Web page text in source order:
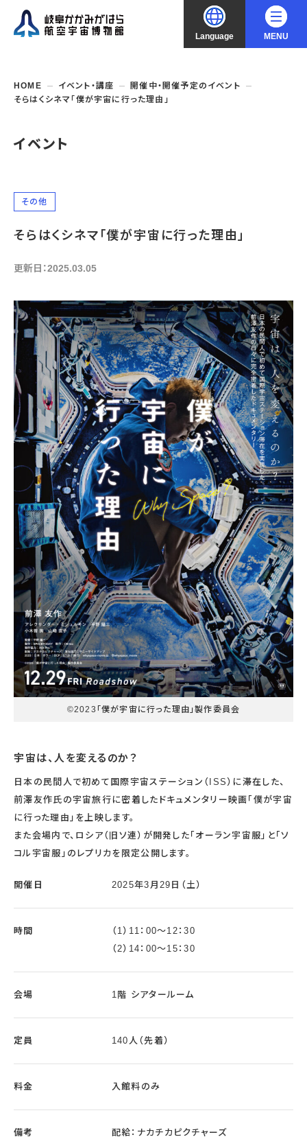
Language
中文（简化字）
中文（繁體字）
한국어
MENU
年間パスポート
フロアガイド
よくあるご質問
企画展
開催中・開催予定の企画展
常設展示
宇宙エリア
屋外展示
その他の展示
シアタールーム上映
操縦シミュレーション体験
おすすめコース
イベント・講座
開催中・開催予定のイベント
教室・講座・講演
ガイドツアー
イベントカレンダー
予約申し込み
これまでのイベント
博物館としての取組み
収蔵品検索
資料の貸出
地域との連携
レンタルそらはく
空宙博ボランティア
博物館実習
一般団体
福祉団体
子ども会・スポーツ少年団等
学校団体
学校・教育関係
学校・教育関係の方へ
遠足・社会見学
教育プログラム
オンライン学習
アウトリーチ
展示・イベントカレンダー
イベント予約申し込み
チャレンジそらはく
スタッフコラム お知らせ
お問い合わせ
HOME イベント・講座
開催中・開催予定のイベント
そらはくシネマ「僕が宇宙に行った理由」
イベント
その他
そらはくシネマ「僕が宇宙に行った理由」
更新日：2025.03.05
©2023「僕が宇宙に行った理由」製作委員会
宇宙は、人を変えるのか？
日本の民間人で初めて国際宇宙ステーション（ISS）に滞在した、
前澤友作氏の宇宙旅行に密着したドキュメンタリー映画「僕が宇宙
に行った理由」を上映します。
また会場内で、ロシア（旧ソ連）が開発した「オーラン宇宙服」と「ソ
コル宇宙服」のレプリカを限定公開します。
開催日 2025年3月29日（土）
時間
（1）11：00～12：30
（2）14：00～15：30
会場 1階 シアタールーム
定員 140人（先着）
料金 入館料のみ
備考 配給：ナカチカピクチャーズ